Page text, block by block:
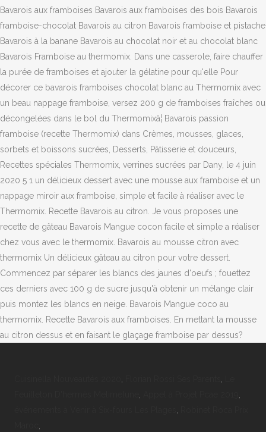
Bavarois aux framboises Bavarois aux framboises des bois Bavarois
framboise-chocolat Bavarois au citron Bavarois framboise et pistache
Bavarois à la banane Bavarois au chocolat noir et au chocolat blanc
Bavarois Framboise au thermomix. Dans une casserole, faire chauffer
la purée de framboises et ajouter la gélatine pour qu'elle Pour
décorer ce bavarois framboises chocolat blanc au Thermomix avec
un beau nappage framboise, versez 200 g de framboises fraîches ou
décongelées dans le bol du Thermomixâ¦ Bavarois passion
framboise (recette Thermomix) dans Crèmes, mousses, glaces,
sorbets et boissons sucrées, Desserts, Pâtisserie et douceurs,
Recettes spéciales Thermomix, verrines sucrées par Dany, le 4 juin
2020 5 1 un délicieux dessert avec une mousse aux framboise et un
nappage miroir aux framboise, simple et facile à réaliser avec le
Thermomix. Recette Bavarois au citron. Je vous proposes une
recette de gâteau Bavarois Mangue cocon facile et simple a réaliser
chez vous avec le thermomix. Bavarois au mousse citron avec
thermomix Un délicieux gâteau au citron pour votre dessert.
Commencez par séparer les blancs des jaunes d'oeufs ; fouettez
ces derniers avec 100 g de sucre jusqu'à obtenir un mélange clair
puis montez les blancs en neige. Bavarois Mangue coco au
thermomix. Recette Bavarois aux framboises. En mettant la mousse
au citron dessus et en faisant le glaçage framboise par dessus?